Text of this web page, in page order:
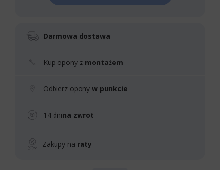
Darmowa dostawa
Kup opony z montażem
Odbierz opony w punkcie
14 dnina zwrot
Zakupy na raty